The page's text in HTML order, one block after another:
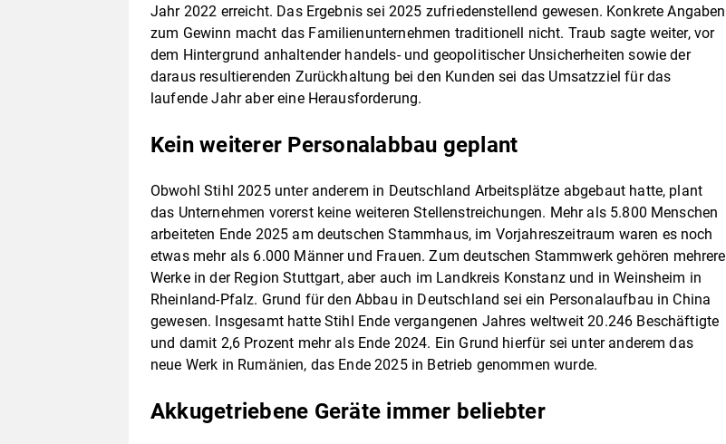
Jahr 2022 erreicht. Das Ergebnis sei 2025 zufriedenstellend gewesen. Konkrete Angaben
zum Gewinn macht das Familienunternehmen traditionell nicht. Traub sagte weiter, vor
dem Hintergrund anhaltender handels- und geopolitischer Unsicherheiten sowie der
daraus resultierenden Zurückhaltung bei den Kunden sei das Umsatzziel für das
laufende Jahr aber eine Herausforderung.
Kein weiterer Personalabbau geplant
Obwohl Stihl 2025 unter anderem in Deutschland Arbeitsplätze abgebaut hatte, plant
das Unternehmen vorerst keine weiteren Stellenstreichungen. Mehr als 5.800 Menschen
arbeiteten Ende 2025 am deutschen Stammhaus, im Vorjahreszeitraum waren es noch
etwas mehr als 6.000 Männer und Frauen. Zum deutschen Stammwerk gehören mehrere
Werke in der Region Stuttgart, aber auch im Landkreis Konstanz und in Weinsheim in
Rheinland-Pfalz. Grund für den Abbau in Deutschland sei ein Personalaufbau in China
gewesen. Insgesamt hatte Stihl Ende vergangenen Jahres weltweit 20.246 Beschäftigte
und damit 2,6 Prozent mehr als Ende 2024. Ein Grund hierfür sei unter anderem das
neue Werk in Rumänien, das Ende 2025 in Betrieb genommen wurde.
Akkugetriebene Geräte immer beliebter